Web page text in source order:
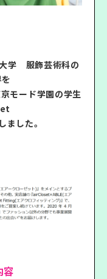
大学 服飾芸術科の
モード学園の学生
ました。
容